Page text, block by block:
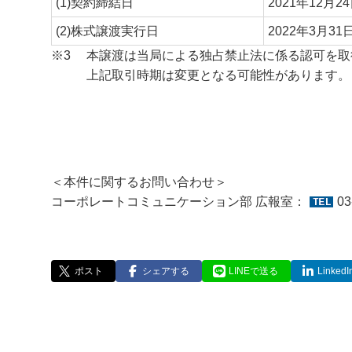
(1)契約締結日 2021年12月24
(2)株式譲渡実行日
2022年3月31
※3
本譲渡は当局による独占禁止法に係る認可を
上記取引時期は変更となる可能性があります。
＜本件に関するお問い合わせ＞
コーポレートコミュニケーション部 広報室：
ポスト シェアする LINEで送る